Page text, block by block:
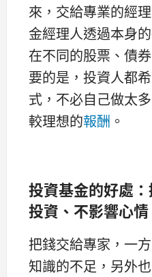
來，交給專業的經
金經理人透過本身
在不同的股票、債
要的是，投資人都
式，不必自己做太
較理想的報酬 。
投資基金的好處
投資、不影響心情
把錢交給專家，一
知識的不足，另外